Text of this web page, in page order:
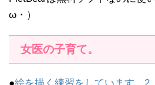
ω・）
女医の子育て。